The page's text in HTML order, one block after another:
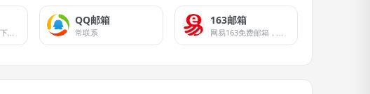
163.net是TOM旗下的VIP邮箱品牌
QQ邮箱
常联系
163邮箱
网易163免费邮箱，你的专业电子邮局。